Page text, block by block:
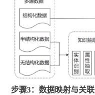
步骤3：数据映射与关联